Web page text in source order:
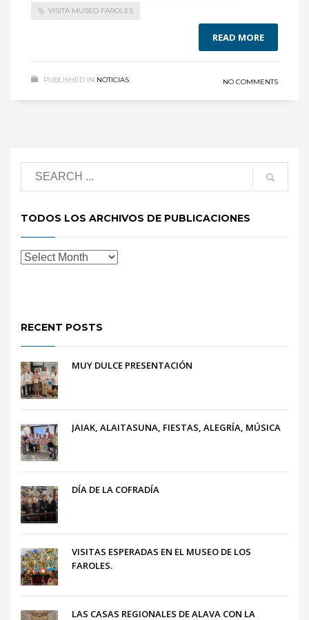
VISITA MUSEO FAROLES
READ MORE
PUBLISHED IN NOTICIAS NO COMMENTS
TODOS LOS ARCHIVOS DE PUBLICACIONES
RECENT POSTS
MUY DULCE PRESENTACIÓN
JAIAK, ALAITASUNA, FIESTAS, ALEGRÍA, MÚSICA
DÍA DE LA COFRADÍA
VISITAS ESPERADAS EN EL MUSEO DE LOS
FAROLES.
LAS CASAS REGIONALES DE ALAVA CON LA